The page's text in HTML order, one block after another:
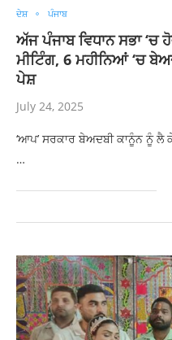
ਦੇਸ਼ ਪੰਜਾਬ
ਅੱਜ ਪੰਜਾਬ ਵਿਧਾਨ ਸਭਾ ‘ਚ
ਮੀਟਿੰਗ, 6 ਮਹੀਨਿਆਂ ‘ਚ
ਪੇਸ਼
July 24, 2025
‘ਆਪ’ ਸਰਕਾਰ ਬੇਅਦਬੀ ਕਾਨੂੰਨ ਨੂੰ
…